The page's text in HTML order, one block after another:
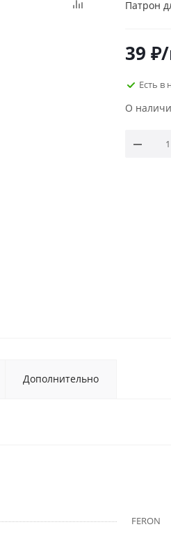
Патрон
39 ₽
Есть в
О
Дополнительно
FERON